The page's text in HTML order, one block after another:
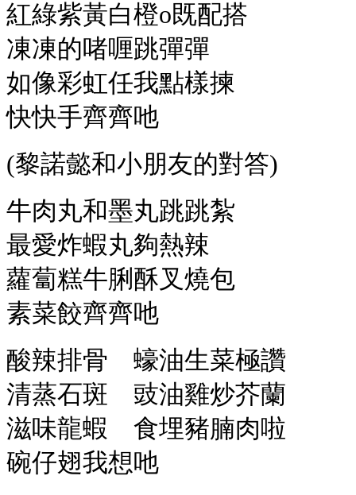
紅綠紫黃白橙o既配搭
凍凍的啫喱跳彈彈
如像彩虹任我點樣揀
快快手齊齊吔
(黎諾懿和小朋友的對答)
牛肉丸和墨丸跳跳紮
最愛炸蝦丸夠熱辣
蘿蔔糕牛脷酥叉燒包
素菜餃齊齊吔
酸辣排骨 蠔油生菜極讚
清蒸石斑 豉油雞炒芥蘭
滋味龍蝦 食埋豬腩肉啦
碗仔翅我想吔